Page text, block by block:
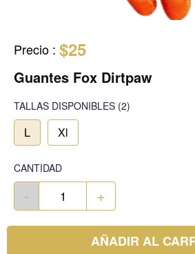
Precio : $25
Guantes Fox Dirtpaw
TALLAS DISPONIBLES (2)
L Xl
CANTIDAD
- +
AÑADIR AL